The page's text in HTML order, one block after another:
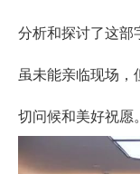
分析和探讨了这部
虽未能亲临现场
切问候和美好祝愿。